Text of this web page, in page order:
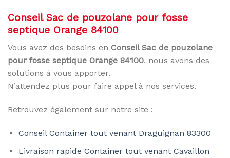
Conseil Sac de pouzolane pour fosse
septique Orange 84100
Vous avez des besoins en Conseil Sac de pouzolane
pour fosse septique Orange 84100, nous avons des
solutions à vous apporter.
N’attendez plus pour faire appel à nos services.
Retrouvez également sur notre site :
Conseil Container tout venant Draguignan 83300
Livraison rapide Container tout venant Cavaillon